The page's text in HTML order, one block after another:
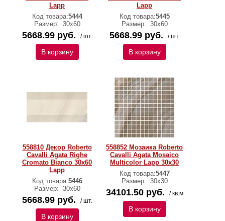
Lapp
Код товара:5444
Размер: 30х60
5668.99 руб. / шт.
В корзину
Lapp
Код товара:5445
Размер: 30х60
5668.99 руб. / шт.
В корзину
558810 Декор Roberto
Cavalli Agata Righe
Cromato Bianco 30x60
Lapp
Код товара:5446
Размер: 30х60
5668.99 руб. / шт.
В корзину
558852 Мозаика Roberto
Cavalli Agata Mosaico
Multicolor Lapp 30x30
Код товара:5447
Размер: 30х30
34101.50 руб. / кв.м
В корзину